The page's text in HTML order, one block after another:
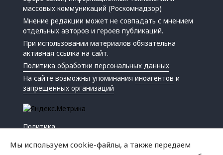
массовых коммуникаций (Роскомнадзор)
Мнение редакции может не совпадать с мнением
отдельных авторов и героев публикаций.
При использовании материалов обязательна
активная ссылка на сайт.
Политика обработки персональных данных
На сайте возможны упоминанияиноагентов и
запрещенных организаций
Политика
Мы используем cookie-файлы, а также передаем